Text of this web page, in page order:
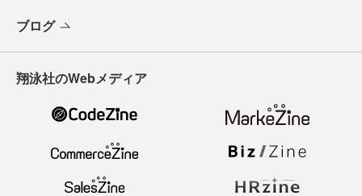
ブログ
翔泳社のWebメディア